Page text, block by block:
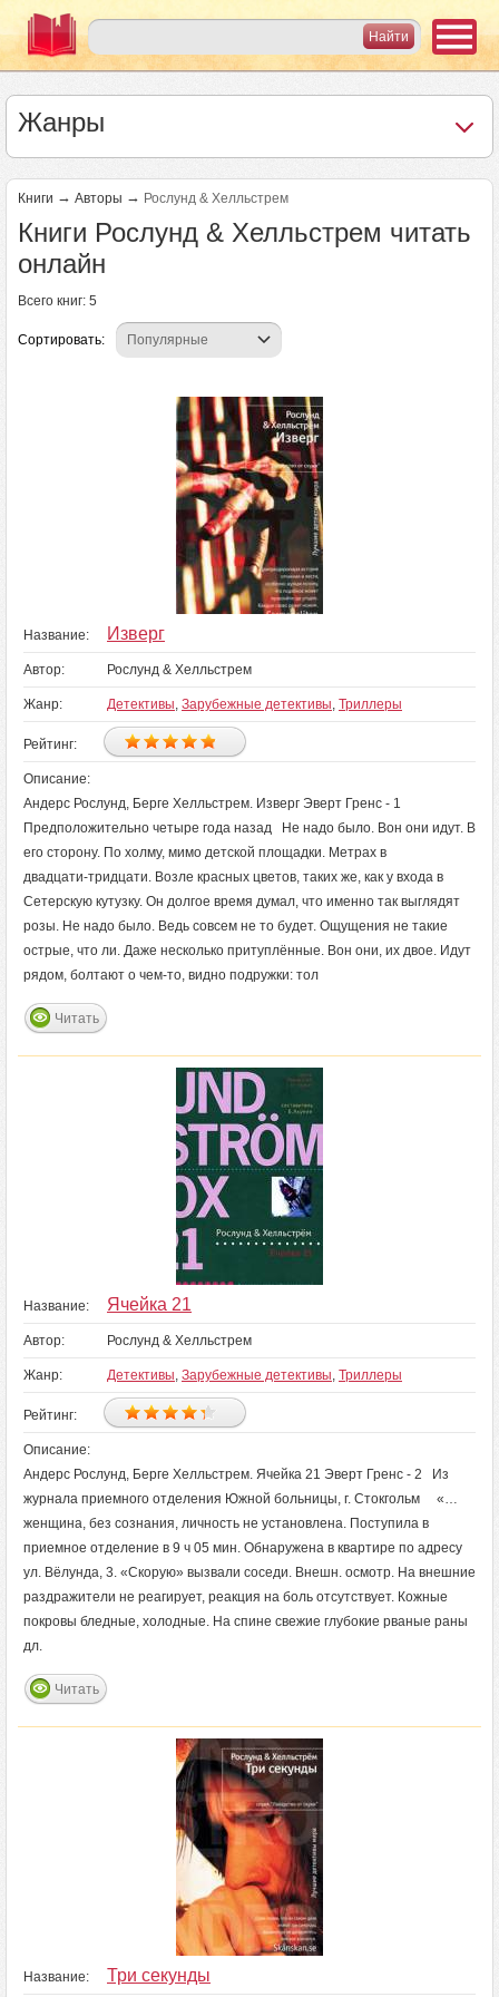
Жанры
Книги → Авторы → Рослунд & Хелльстрем
Книги Рослунд & Хелльстрем читать
онлайн
Всего книг: 5
Сортировать:
Название: Изверг
Автор: Рослунд & Хелльстрем
Жанр: Детективы, Зарубежные детективы, Триллеры
Рейтинг:
Описание:
Андерс Рослунд, Берге Хелльстрем. Изверг Эверт Гренс - 1
Предположительно четыре года назад Не надо было. Вон они идут. В
его сторону. По холму, мимо детской площадки. Метрах в
двадцати‑тридцати. Возле красных цветов, таких же, как у входа в
Сетерскую кутузку. Он долгое время думал, что именно так выглядят
розы. Не надо было. Ведь совсем не то будет. Ощущения не такие
острые, что ли. Даже несколько притуплённые. Вон они, их двое. Идут
рядом, болтают о чем‑то, видно подружки: тол
Читать
Название: Ячейка 21
Автор: Рослунд & Хелльстрем
Жанр: Детективы, Зарубежные детективы, Триллеры
Рейтинг:
Описание:
Андерс Рослунд, Берге Хелльстрем. Ячейка 21 Эверт Гренс - 2 Из
журнала приемного отделения Южной больницы, г. Стокгольм «…
женщина, без сознания, личность не установлена. Поступила в
приемное отделение в 9 ч 05 мин. Обнаружена в квартире по адресу
ул. Вёлунда, 3. «Скорую» вызвали соседи. Внешн. осмотр. На внешние
раздражители не реагирует, реакция на боль отсутствует. Кожные
покровы бледные, холодные. На спине свежие глубокие рваные раны
дл.
Читать
Название: Три секунды